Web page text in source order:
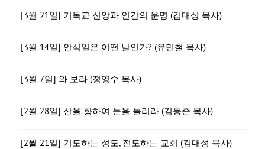
[3월 21일] 기독교 신앙과 인간의 운명 (김대성 목사)
[3월 14일] 안식일은 어떤 날인가? (유민철 목사)
[3월 7일] 와 보라 (정영수 목사)
[2월 28일] 산을 향하여 눈을 들리라 (김동준 목사)
[2월 21일] 기도하는 성도, 전도하는 교회 (김대성 목사)